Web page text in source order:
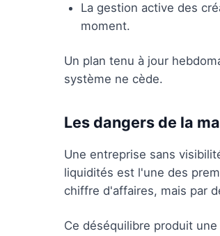
La gestion active des
moment.
Un plan tenu à jour
système ne cède.
Les dangers de la
Une entreprise sans
liquidités est l'une des
chiffre d'affaires, mais par
Ce déséquilibre produit